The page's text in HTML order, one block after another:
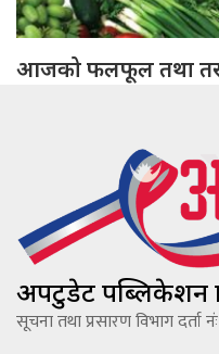
आजको फलफूल तथा
अपटुडेट पब्लिकेशन
सूचना तथा प्रसारण विभाग दर्ता